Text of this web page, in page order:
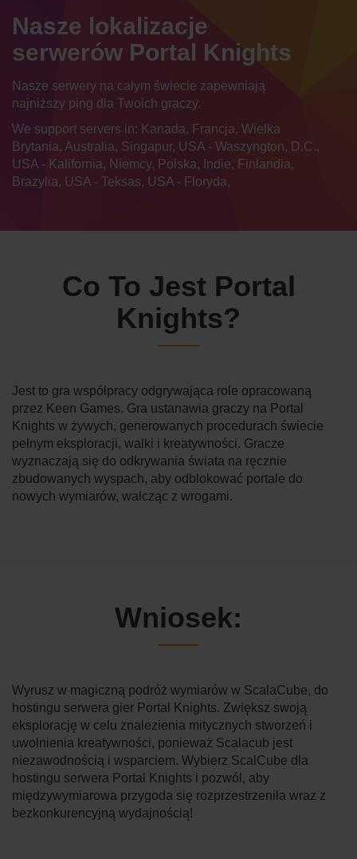
Nasze lokalizacje
serwerów Portal Knights
Nasze serwery na całym świecie zapewniają
najniższy ping dla Twoich graczy.
We support servers in: Kanada, Francja, Wielka
Brytania, Australia, Singapur, USA - Waszyngton, D.C.,
USA - Kalifornia, Niemcy, Polska, Indie, Finlandia,
Brazylia, USA - Teksas, USA - Floryda,
Co To Jest Portal
Knights?
Jest to gra współpracy odgrywająca role opracowaną
przez Keen Games. Gra ustanawia graczy na Portal
Knights w żywych, generowanych procedurach świecie
pełnym eksploracji, walki i kreatywności. Gracze
wyznaczają się do odkrywania świata na ręcznie
zbudowanych wyspach, aby odblokować portale do
nowych wymiarów, walcząc z wrogami.
Wniosek:
Wyrusz w magiczną podróż wymiarów w ScalaCube, do
hostingu serwera gier Portal Knights. Zwiększ swoją
eksplorację w celu znalezienia mitycznych stworzeń i
uwolnienia kreatywności, ponieważ Scalacub jest
niezawodnością i wsparciem. Wybierz ScalCube dla
hostingu serwera Portal Knights i pozwól, aby
międzywymiarowa przygoda się rozprzestrzeniła wraz z
bezkonkurencyjną wydajnością!